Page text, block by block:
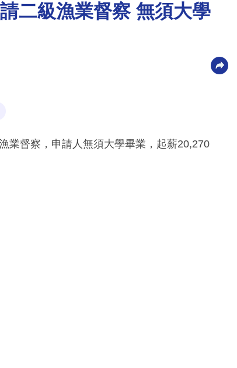
二級漁業督察 無須大學
業督察，申請人無須大學畢業，起薪20,270